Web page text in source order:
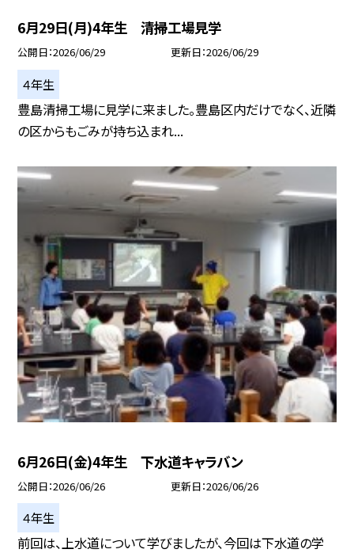
6月29日(月)4年生 清掃工場見学
公開日 2026/06/29 更新日 2026/06/29
４年生
豊島清掃工場に見学に来ました。豊島区内だけでなく、近隣
の区からもごみが持ち込まれ...
6月26日(金)4年生 下水道キャラバン
公開日 2026/06/26 更新日 2026/06/26
４年生
前回は、上水道について学びましたが、今回は下水道の学